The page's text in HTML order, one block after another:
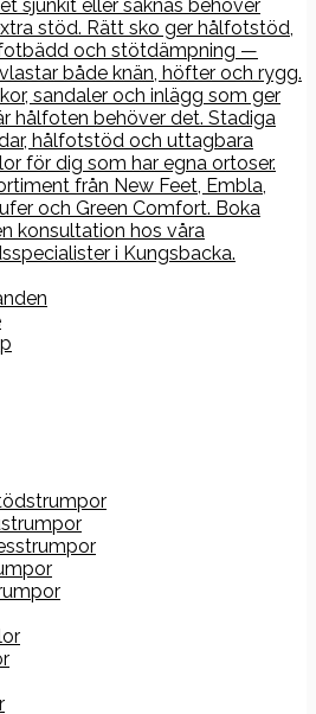
sjunkit eller saknas behöver
stöd. Rätt sko ger hålfotstöd,
och stötdämpning —
både knän, höfter och rygg.
sandaler och inlägg som ger
hålfoten behöver det. Stadiga
hålfotstöd och uttagbara
för dig som har egna ortoser.
från New Feet, Embla,
och Green Comfort. Boka
konsultation hos våra
i Kungsbacka.